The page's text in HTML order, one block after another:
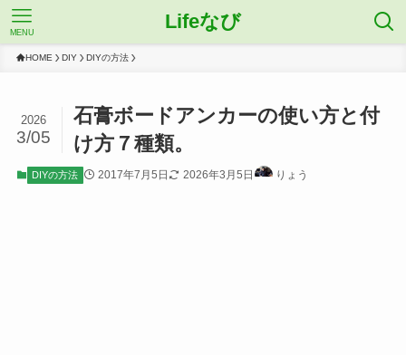
Lifeなび
MENU
HOME DIY DIYの方法
石膏ボードアンカーの使い方と付
け方７種類。
2026
3/05
DIYの方法 2017年7月5日 2026年3月5日 りょう